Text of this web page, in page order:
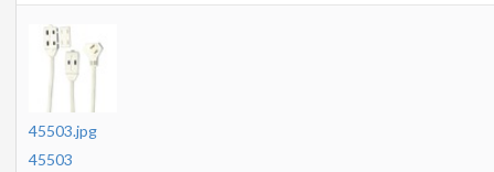
45503.jpg
45503